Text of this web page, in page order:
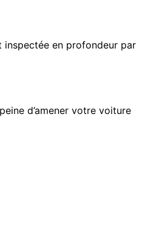
inspectée en profondeur par
d’amener votre voiture